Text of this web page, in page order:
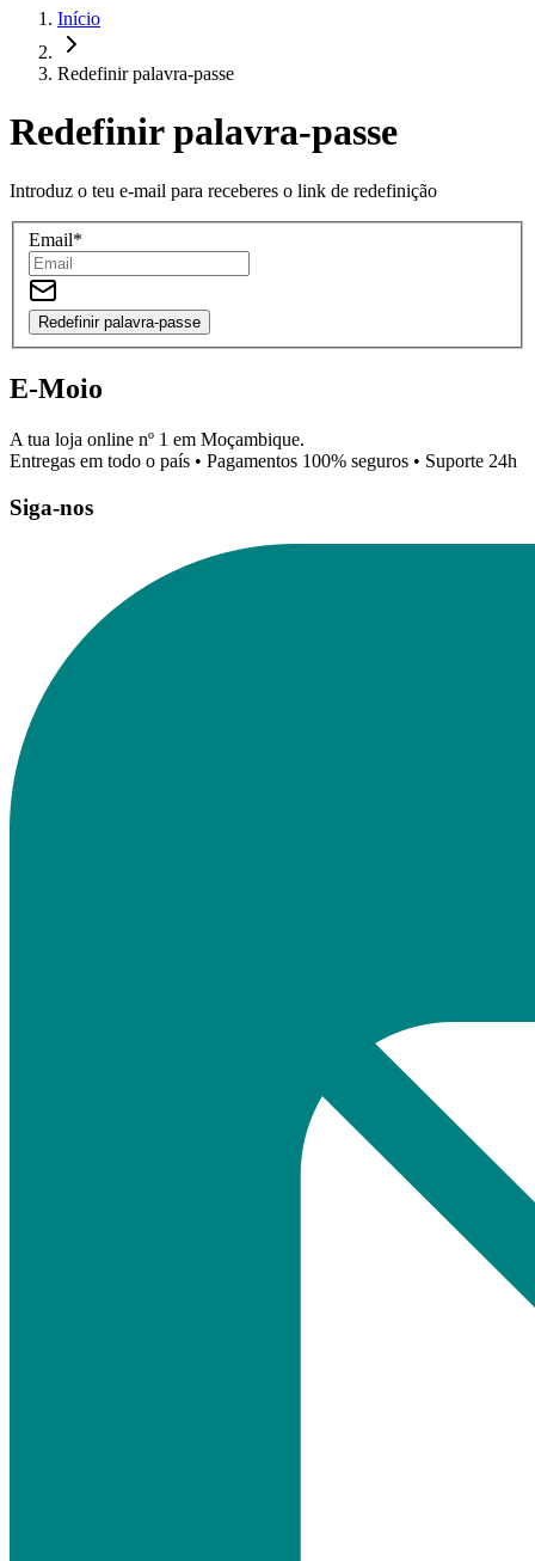
Início
Redefinir palavra-passe
Redefinir palavra-passe
Introduz o teu e-mail para receberes o link de redefinição
Email*
Redefinir palavra-passe
E-Moio
A tua loja online nº 1 em Moçambique.
Entregas em todo o país • Pagamentos 100% seguros • Suporte 24h
Siga-nos